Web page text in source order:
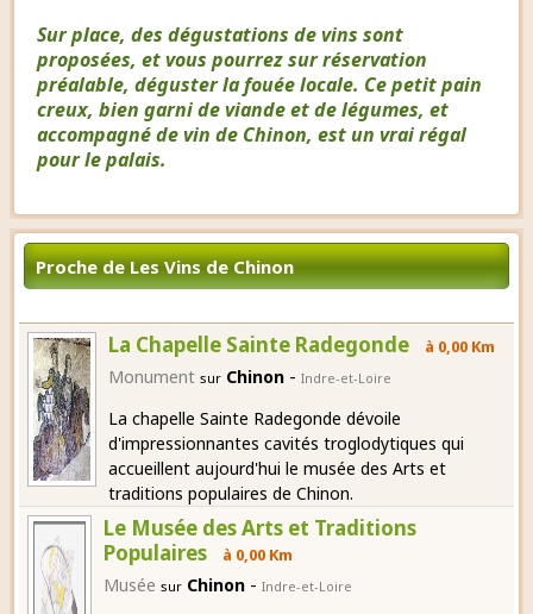
Sur place, des dégustations de vins sont
proposées, et vous pourrez sur réservation
préalable, déguster la fouée locale. Ce petit pain
creux, bien garni de viande et de légumes, et
accompagné de vin de Chinon, est un vrai régal
pour le palais.
Proche de Les Vins de Chinon
La Chapelle Sainte Radegonde à 0,00 Km
Monument sur Chinon - Indre-et-Loire
La chapelle Sainte Radegonde dévoile
d'impressionnantes cavités troglodytiques qui
accueillent aujourd'hui le musée des Arts et
traditions populaires de Chinon.
Le Musée des Arts et Traditions
Populaires
à 0,00 Km
Musée sur Chinon - Indre-et-Loire